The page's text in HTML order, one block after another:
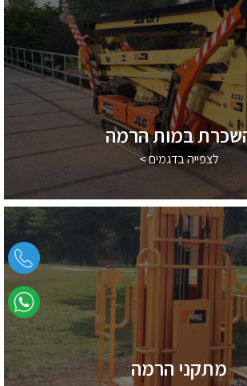
במות הרמה
לצפייה בדגמים >
מתקני הרמה